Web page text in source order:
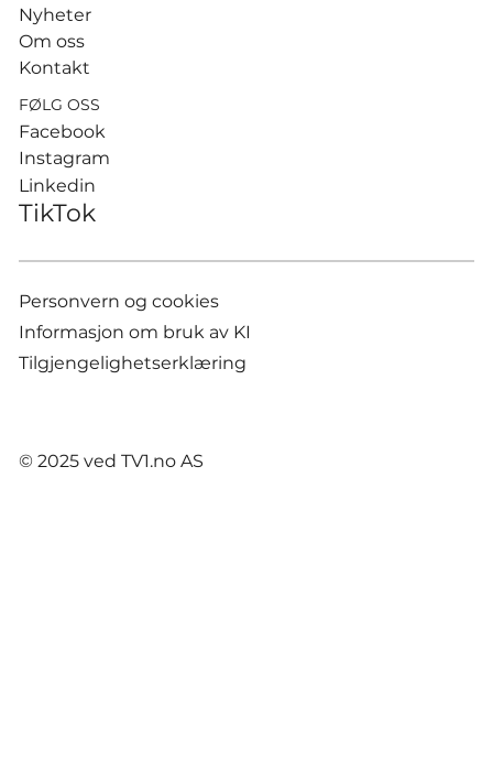
Nyheter
Om oss
Kontakt
FØLG OSS
Facebook
Instagram
Linkedin
TikTok
Personvern og cookies
Informasjon om bruk av KI
Tilgjengelighetserklæring
© 2025 ved TV1.no AS